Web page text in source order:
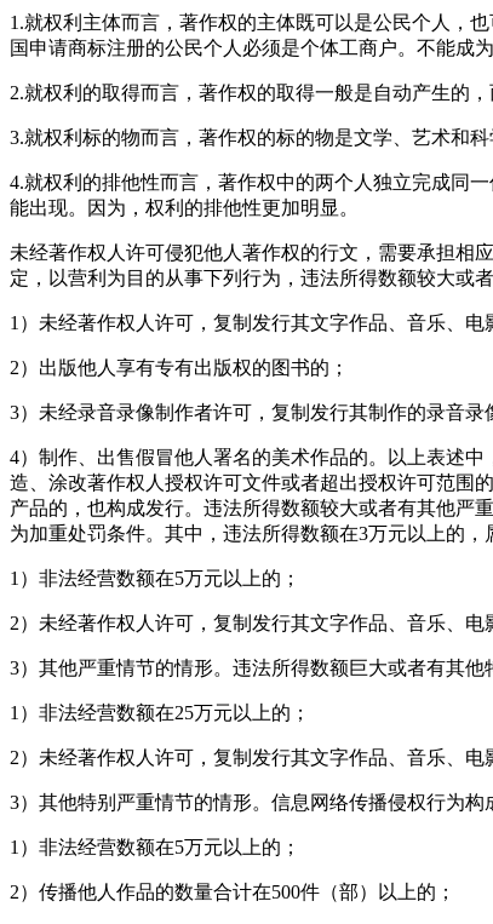
1.就权利主体而言，著作权的主体既可以是公民个人，
国申请商标注册的公民个人必须是个体工商户。不能成为
2.就权利的取得而言，著作权的取得一般是自动产生的
3.就权利标的物而言，著作权的标的物是文学、艺术和
4.就权利的排他性而言，著作权中的两个人独立完成同
能出现。因为，权利的排他性更加明显。
未经著作权人许可侵犯他人著作权的行文，需要承担相
定，以营利为目的从事下列行为，违法所得数额较大或
1）未经著作权人许可，复制发行其文字作品、音乐、
2）出版他人享有专有出版权的图书的；
3）未经录音录像制作者许可，复制发行其制作的录音录
4）制作、出售假冒他人署名的美术作品的。以上表述
造、涂改著作权人授权许可文件或者超出授权许可范围
产品的，也构成发行。违法所得数额较大或者有其他严
为加重处罚条件。其中，违法所得数额在3万元以上的
1）非法经营数额在5万元以上的；
2）未经著作权人许可，复制发行其文字作品、音乐、
3）其他严重情节的情形。违法所得数额巨大或者有其
1）非法经营数额在25万元以上的；
2）未经著作权人许可，复制发行其文字作品、音乐、
3）其他特别严重情节的情形。信息网络传播侵权行为
1）非法经营数额在5万元以上的；
2）传播他人作品的数量合计在500件（部）以上的；